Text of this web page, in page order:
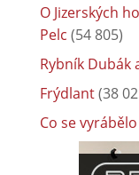
O Jizerských
Pelc (54 805)
Rybník Dubák
Frýdlant(38
Co se